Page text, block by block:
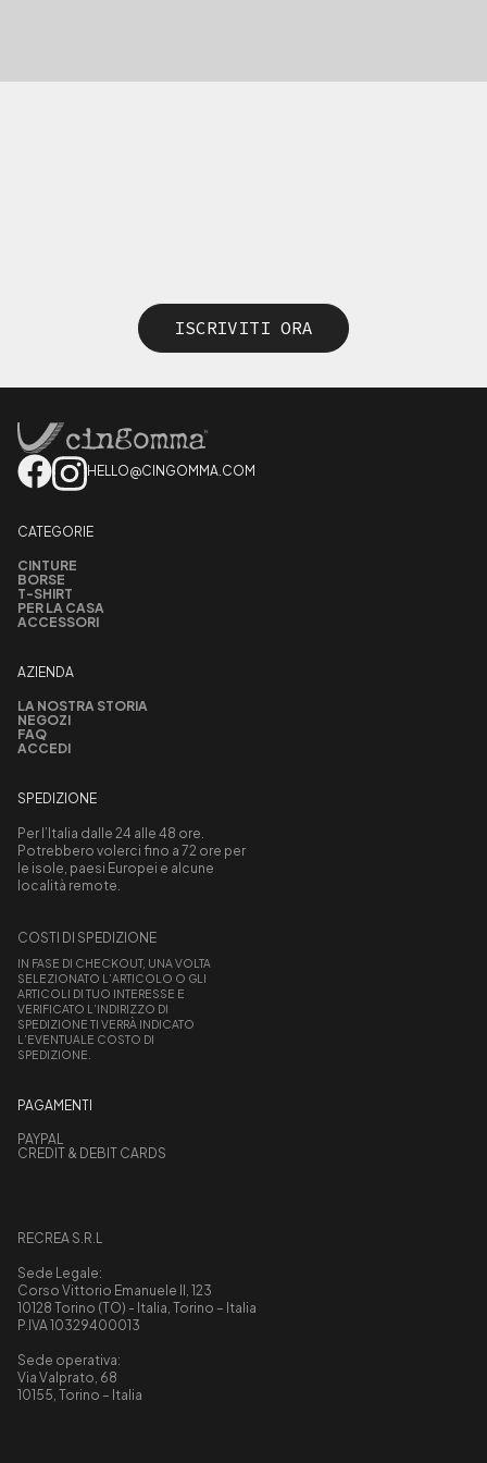
ISCRIVITI ORA
HELLO@CINGOMMA.COM
CATEGORIE
CINTURE
BORSE
T-SHIRT
PER LA CASA
ACCESSORI
AZIENDA
LA NOSTRA STORIA
NEGOZI
FAQ
ACCEDI
SPEDIZIONE
Per l’Italia dalle 24 alle 48 ore.
Potrebbero volerci fino a 72 ore per
le isole, paesi Europei e alcune
località remote.
COSTI DI SPEDIZIONE
IN FASE DI CHECKOUT, UNA VOLTA
SELEZIONATO L’ARTICOLO O GLI
ARTICOLI DI TUO INTERESSE E
VERIFICATO L’INDIRIZZO DI
SPEDIZIONE TI VERRÀ INDICATO
L’EVENTUALE COSTO DI
SPEDIZIONE.
PAGAMENTI
PAYPAL
CREDIT & DEBIT CARDS
RECREA S.R.L
Sede Legale:
Corso Vittorio Emanuele II, 123
10128 Torino (TO) - Italia, Torino – Italia
P.IVA 10329400013
Sede operativa:
Via Valprato, 68
10155, Torino – Italia